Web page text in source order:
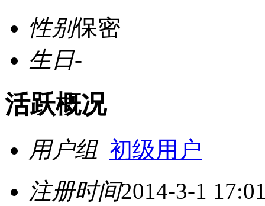
性别保密
生日-
活跃概况
用户组 初级用户
注册时间2014-3-1